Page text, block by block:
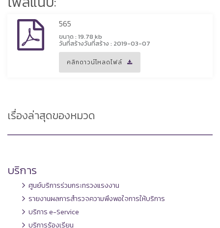
565
ขนาด : 19.78 kb
วันที่สร้างวันที่สร้าง : 2019-03-07
คลิกดาวน์โหลดไฟล์
เรื่องล่าสุดของหมวด
บริการ
ศูนย์บริการร่วมกระทรวงแรงงาน
รายงานผลการสำรวจความพึงพอใจการให้บริการ
บริการ e-Service
บริการร้องเรียน